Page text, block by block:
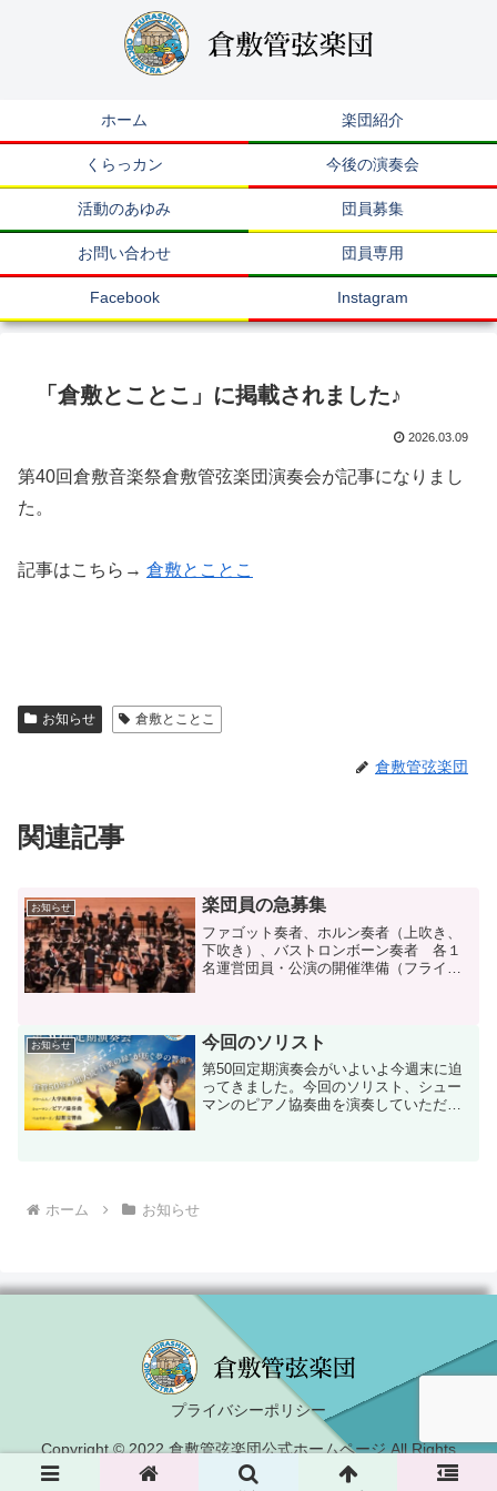
ホーム 楽団紹介
くらっカン 今後の演奏会
活動のあゆみ 団員募集
お問い合わせ 団員専用
Facebook Instagram
「倉敷とことこ」に掲載されました♪
2026.03.09
第40回倉敷音楽祭倉敷管弦楽団演奏会が記事になりまし
た。
記事はこちら→ 倉敷とことこ
お知らせ 倉敷とことこ
倉敷管弦楽団
関連記事
お知らせ 楽団員の急募集
ファゴット奏者、ホルン奏者（上吹き、
下吹き）、バストロンボーン奏者 各１
名運営団員・公演の開催準備（フライヤ
中です。
お知らせ 今回のソリスト
第50回定期演奏会がいよいよ今週末に迫
ってきました。今回のソリスト、シュー
マンのピアノ協奏曲を演奏していただく
ホーム お知らせ
プライバシーポリシー
Copyright © 2022 倉敷管弦楽団公式ホームページ All Rights
Reserved.